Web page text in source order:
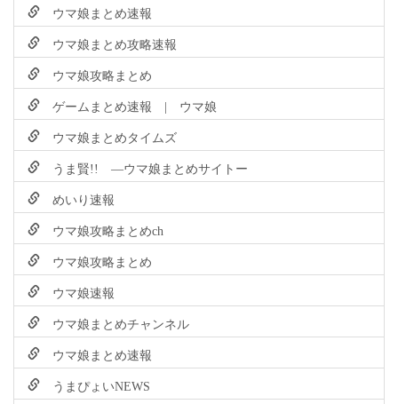
ウマ娘まとめ速報
ウマ娘まとめ攻略速報
ウマ娘攻略まとめ
ゲームまとめ速報 | ウマ娘
ウマ娘まとめタイムズ
うま賢!! ―ウマ娘まとめサイトー
めいり速報
ウマ娘攻略まとめch
ウマ娘攻略まとめ
ウマ娘速報
ウマ娘まとめチャンネル
ウマ娘まとめ速報
うまぴょいNEWS